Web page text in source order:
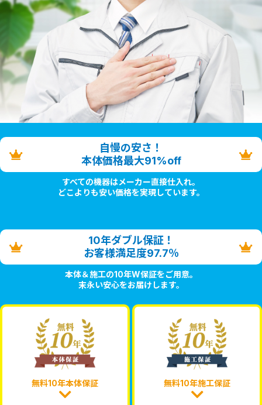
自慢の安さ！
本体価格最大91%off
すべての機器はメーカー直接仕入れ。
どこよりも安い価格を実現しています。
10年ダブル保証！
お客様満足度97.7％
本体＆施工の10年W保証をご用意。
末永い安心をお届けします。
無料10年本体保証 無料10年施工保証